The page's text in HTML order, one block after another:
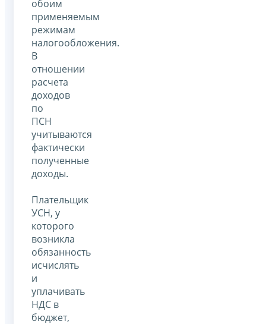
обоим
применяемым
режимам
налогообложения.
В
отношении
расчета
доходов
по
ПСН
учитываются
фактически
полученные
доходы.
Плательщик
УСН, у
которого
возникла
обязанность
исчислять
и
уплачивать
НДС в
бюджет,